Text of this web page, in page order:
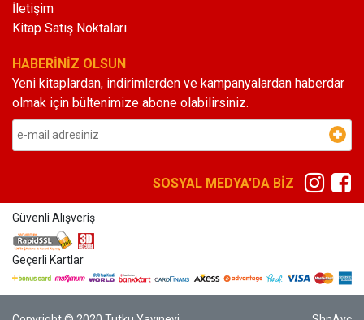
İletişim
Kitap Satış Noktaları
HABERİNİZ OLSUN
Yeni kitaplardan, indirimlerden ve kampanyalardan haberdar
olmak için bültenimize abone olabilirsiniz.
SOSYAL MEDYA'DA BİZ
Güvenli Alışveriş
Geçerli Kartlar